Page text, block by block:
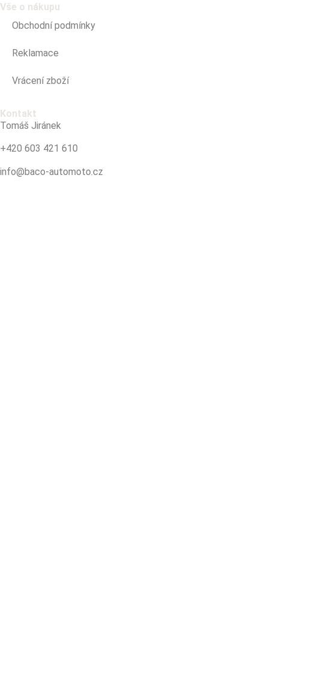
Vše o nákupu
Obchodní podmínky
Reklamace
Vrácení zboží
Kontakt
Tomáš Jiránek
+420 603 421 610
info@baco-automoto.cz